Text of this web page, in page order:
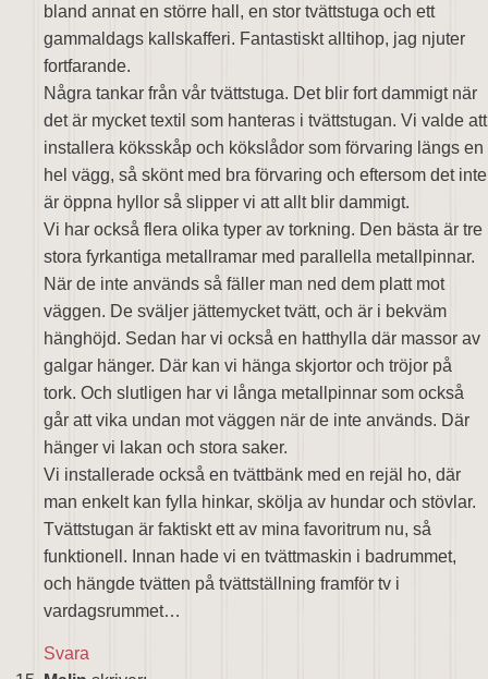
bland annat en större hall, en stor tvättstuga och ett
gammaldags kallskafferi. Fantastiskt alltihop, jag njuter
fortfarande.
Några tankar från vår tvättstuga. Det blir fort dammigt när
det är mycket textil som hanteras i tvättstugan. Vi valde att
installera köksskåp och kökslådor som förvaring längs en
hel vägg, så skönt med bra förvaring och eftersom det inte
är öppna hyllor så slipper vi att allt blir dammigt.
Vi har också flera olika typer av torkning. Den bästa är tre
stora fyrkantiga metallramar med parallella metallpinnar.
När de inte används så fäller man ned dem platt mot
väggen. De sväljer jättemycket tvätt, och är i bekväm
hänghöjd. Sedan har vi också en hatthylla där massor av
galgar hänger. Där kan vi hänga skjortor och tröjor på
tork. Och slutligen har vi långa metallpinnar som också
går att vika undan mot väggen när de inte används. Där
hänger vi lakan och stora saker.
Vi installerade också en tvättbänk med en rejäl ho, där
man enkelt kan fylla hinkar, skölja av hundar och stövlar.
Tvättstugan är faktiskt ett av mina favoritrum nu, så
funktionell. Innan hade vi en tvättmaskin i badrummet,
och hängde tvätten på tvättställning framför tv i
vardagsrummet…
Svara